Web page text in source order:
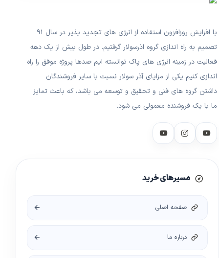
با افزایش روزافزون استفاده از انرژی های تجدید پذیر در سال ۹۱
تصمیم به راه اندازی گروه اذرسولار گرفتیم. در طول بیش از یک دهه
فعالیت در زمینه انرژی های پاک تواتسته ایم صدها پروژه موفق را راه
اندازی کنیم یکی از مزایای آذر سولار نسبت با سایر فروشندگان
داشتن گروه های فنی و تحقیق و توسعه می باشد، که باعث تمایز
ما با یک فروشنده معمولی می شود.
مسیرهای خرید
صفحه اصلی
درباره ما